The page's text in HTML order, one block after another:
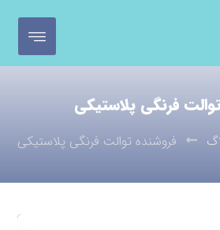
فرنگی پلاستیکی
فروشنده توالت فرنگی پلاستیکی